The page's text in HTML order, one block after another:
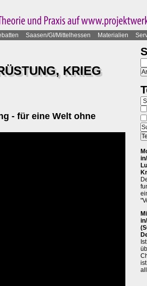
Saasen/GI/Mittelhessen Materialien
KRIEG
- für eine Welt ohne